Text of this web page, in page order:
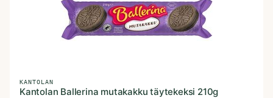
KANTOLAN
Kantolan Ballerina mutakakku täytekeksi 210g